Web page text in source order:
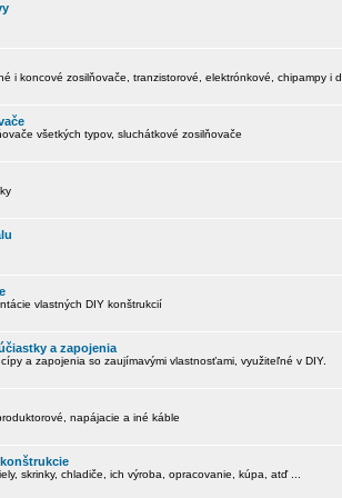
i koncové zosilňovače, tranzistorové, elektrónkové, chipampy i
všetkých typov, sluchátkové zosilňovače
vlastných DIY konštrukcií
a zapojenia
a zapojenia so zaujímavými vlastnosťami, využiteľné v DIY.
napájacie a iné káble
skrinky, chladiče, ich výroba, opracovanie, kúpa, atď ...